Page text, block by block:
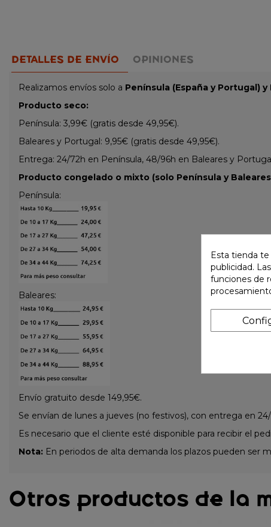
DETALLES DE ENVÍO OPINIONES
Realizamos envíos solo a Península (España y Portugal) y
Producto seco:
Península: 3,99€ (gratis desde 49,95€).
Baleares y Portugal: 9,95€ (gratis desde 49,95€).
Entrega: 24/72h en Península, 48/96h en Baleares y
Producto congelado o mixto (solo Península y
Península:
Baleares:
Envío gratuito desde 149,95€.
Se envían de lunes a jueves (no festivos), con entrega en
Es necesario que el cliente esté disponible para recibir el
Nota: En periodos de alta demanda los plazos pueden ser
Otros productos de la
Esta tienda
publicidad.
funciones de